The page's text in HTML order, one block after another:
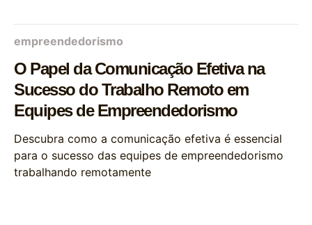
empreendedorismo
O Papel da Comunicação Efetiva na
Sucesso do Trabalho Remoto em
Equipes de Empreendedorismo
Descubra como a comunicação efetiva é essencial
para o sucesso das equipes de empreendedorismo
trabalhando remotamente